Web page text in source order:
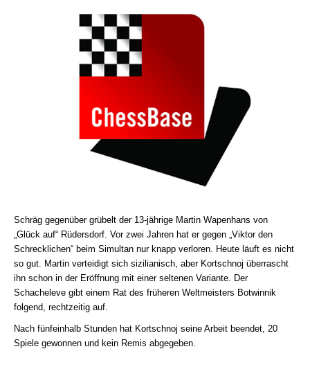
Schräg gegenüber grübelt der 13-jährige Martin Wapenhans von
„Glück auf“ Rüdersdorf. Vor zwei Jahren hat er gegen „Viktor den
Schrecklichen“ beim Simultan nur knapp verloren. Heute läuft es nicht
so gut. Martin verteidigt sich sizilianisch, aber Kortschnoj überrascht
ihn schon in der Eröffnung mit einer seltenen Variante. Der
Schacheleve gibt einem Rat des früheren Weltmeisters Botwinnik
folgend, rechtzeitig auf.
Nach fünfeinhalb Stunden hat Kortschnoj seine Arbeit beendet, 20
Spiele gewonnen und kein Remis abgegeben.